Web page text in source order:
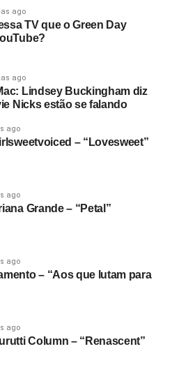
ago
TV que o Green Day
ago
Lindsey Buckingham diz
Nicks estão se falando
ago
– “Lovesweet”
ago
Grande – “Petal”
ago
– “Aos que lutam para
ago
Column – “Renascent”